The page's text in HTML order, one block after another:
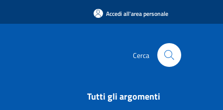
Accedi all'area personale
Cerca
Tutti gli argomenti